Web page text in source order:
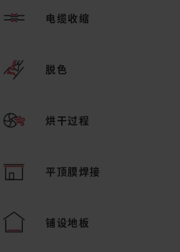
电缆收缩
脱色
烘干过程
平顶膜焊接
铺设地板